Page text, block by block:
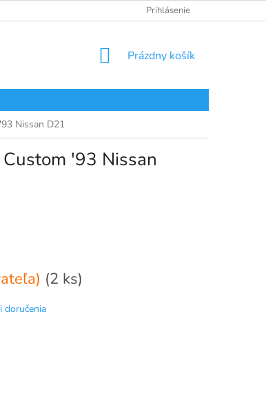
Prihlásenie
NÁKUPNÝ
Prázdny košík
Nissan D21
'93 Nissan
(2 ks)
doručenia